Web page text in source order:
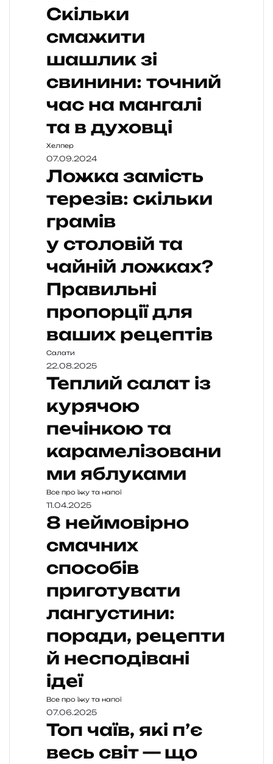
Скільки
смажити
шашлик зі
свинини: точний
час на мангалі
та в духовці
Хелпер
07.09.2024
Ложка замість
терезів: скільки
грамів
у столовій та
чайній ложках?
Правильні
пропорції для
ваших рецептів
Салати
22.08.2025
Теплий салат із
курячою
печінкою та
карамелізовани
ми яблуками
Все про їжу та напої
11.04.2025
8 неймовірно
смачних
способів
приготувати
лангустини:
поради, рецепти
й несподівані
ідеї
Все про їжу та напої
07.06.2025
Топ чаїв, які п’є
весь світ — що